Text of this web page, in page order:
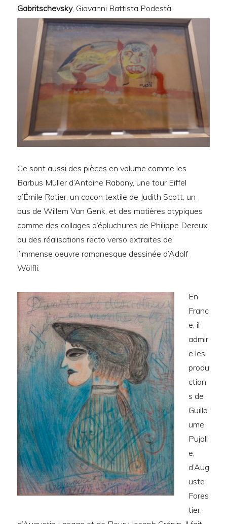
Gabritschevsky, Giovanni Battista Podestà.
Ce sont aussi des pièces en volume comme les
Barbus Müller d’Antoine Rabany, une tour Eiffel
d’Émile Ratier, un cocon textile de Judith Scott, un
bus de Willem Van Genk, et des matières atypiques
comme des collages d’épluchures de Philippe Dereux
ou des réalisations recto verso extraites de
l’immense oeuvre romanesque dessinée d’Adolf
Wölfli.
En
Franc
e, il
admir
e les
produ
ction
s de
Guilla
ume
Pujoll
e,
d’Aug
uste
Fores
tier,